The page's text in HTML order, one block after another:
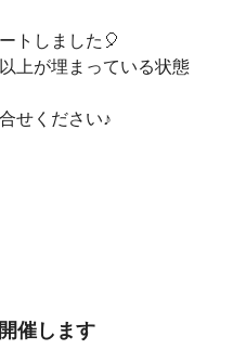
トしました🎈
上が埋まっている状態
せください♪
催します